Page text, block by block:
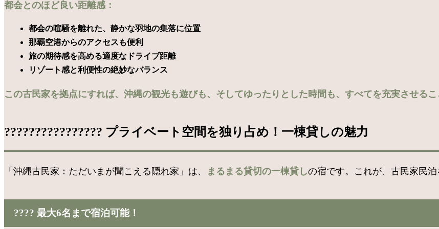
都会とのほど良い距離感：
都会の喧騒を離れた、静かな羽地の集落に位置
那覇空港からのアクセスも便利
旅の期待感を高める適度なドライブ距離
リゾート感と利便性の絶妙なバランス
この古民家を拠点にすれば、沖縄の観光も遊びも、そしてゆったりとした時間も、すべてを充実させるこ
????‍????‍????‍???? プライベート空間を独り占め！一棟貸しの魅力
「沖縄古民家：ただいまが聞こえる隠れ家」は、 まるまる貸切の一棟貸しの宿です。これが、古民家民
???? 最大6名まで宿泊可能！